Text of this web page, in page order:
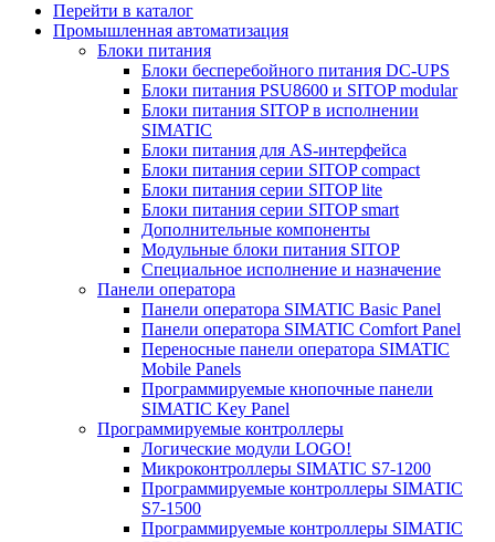
Перейти в каталог
Промышленная автоматизация
Блоки питания
Блоки бесперебойного питания DC-UPS
Блоки питания PSU8600 и SITOP modular
Блоки питания SITOP в исполнении
SIMATIC
Блоки питания для AS-интерфейса
Блоки питания серии SITOP compact
Блоки питания серии SITOP lite
Блоки питания серии SITOP smart
Дополнительные компоненты
Модульные блоки питания SITOP
Специальное исполнение и назначение
Панели оператора
Панели оператора SIMATIC Basic Panel
Панели оператора SIMATIC Comfort Panel
Переносные панели оператора SIMATIC
Mobile Panels
Программируемые кнопочные панели
SIMATIC Key Panel
Программируемые контроллеры
Логические модули LOGO!
Микроконтроллеры SIMATIC S7-1200
Программируемые контроллеры SIMATIC
S7-1500
Программируемые контроллеры SIMATIC